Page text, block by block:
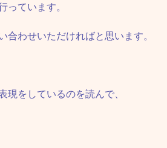
っています。
わせいただければと思います。
現をしているのを読んで、